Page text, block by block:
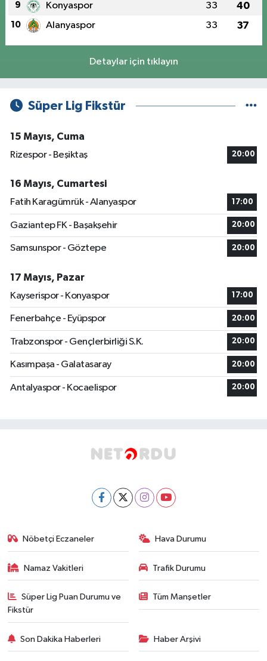
9 Konyaspor 33 40
10 Alanyaspor 33 37
Detaylar için tıklayın
Süper Lig Fikstür
15 Mayıs, Cuma
Rizespor - Beşiktaş
20:00
16 Mayıs, Cumartesi
Fatih Karagümrük - Alanyaspor
17:00
Gaziantep FK - Başakşehir 20:00
Samsunspor - Göztepe 20:00
17 Mayıs, Pazar
Kayserispor - Konyaspor
17:00
Fenerbahçe - Eyüpspor 20:00
Trabzonspor - Gençlerbirliği S.K. 20:00
Kasımpaşa - Galatasaray 20:00
Antalyaspor - Kocaelispor 20:00
Nöbetçi Eczaneler Hava Durumu
Namaz Vakitleri Trafik Durumu
Süper Lig Puan Durumu ve
Fikstür
Tüm Manşetler
Son Dakika Haberleri Haber Arşivi